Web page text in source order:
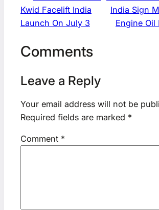
Kwid Facelift India
Launch On July 3
India Sign
Engine Oil
Comments
Leave a Reply
Your email address will not be
Required fields are marked *
Comment *